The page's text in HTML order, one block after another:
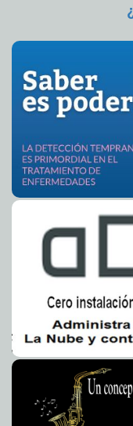
Yucatán
SSE
Municipio
urbana A7
2013-01-30 08:55:24 Vacunan
Monforte
2013-01-30 08:53:43 Plantean
2013-01-30 08:51:57
completo A7
2013-01-30 08:47:32 Pendiente
2013-01-30 08:44:32 Se
deprimido
2013-01-30 08:42:31 Jorge
Mari Tere Menéndez Monforte
2013-01-30 08:40:18 Empresa
Reconoce
libanesa
Lanzó
2013-01-30 08:32:51
Menéndez Monforte
2013-01-30 06:35:13 Cuenta
2013-01-30 06:31:12 Nuestro
2013-01-30 06:28:46 Echan a
Menéndez Monforte